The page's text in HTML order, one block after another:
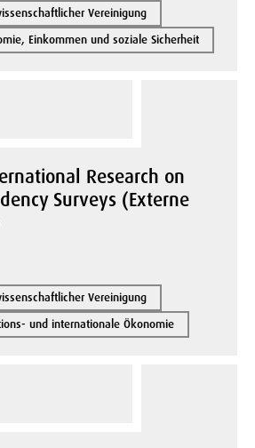
Vereinigung
Einkommen und soziale Sicherheit
Research on
Surveys (Externe
Vereinigung
und internationale Ökonomie